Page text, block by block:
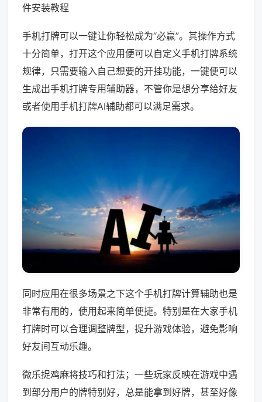
件安装教程
手机打牌可以一键让你轻松成为“必赢”。其操作方式
十分简单，打开这个应用便可以自定义手机打牌系统
规律，只需要输入自己想要的开挂功能，一键便可以
生成出手机打牌专用辅助器，不管你是想分享给好友
或者使用手机打牌AI辅助都可以满足需求。
同时应用在很多场景之下这个手机打牌计算辅助也是
非常有用的，使用起来简单便捷。特别是在大家手机
打牌时可以合理调整牌型，提升游戏体验，避免影响
好友间互动乐趣。
微乐捉鸡麻将技巧和打法；一些玩家反映在游戏中遇
到部分用户的牌特别好，总是能拿到好牌，甚至好像